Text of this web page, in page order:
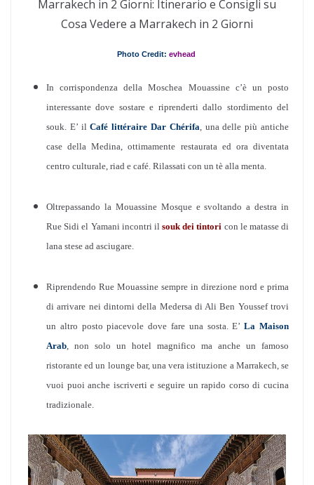
Marrakech in 2 Giorni: Itinerario e Consigli su
Cosa Vedere a Marrakech in 2 Giorni
Photo Credit: evhead
In corrispondenza della Moschea Mouassine c’è un posto
interessante dove sostare e riprenderti dallo stordimento del
souk. E’ ilCafé littéraire Dar Chérifa, una delle più antiche
case della Medina, ottimamente restaurata ed ora diventata
centro culturale, riad e café. Rilassati con un tè alla menta.
Oltrepassando la Mouassine Mosque e svoltando a destra in
Rue Sidi el Yamani incontri il souk dei tintori con le matasse di
lana stese ad asciugare.
Riprendendo Rue Mouassine sempre in direzione nord e prima
di arrivare nei dintorni della Medersa di Ali Ben Youssef trovi
un altro posto piacevole dove fare una sosta. E’La Maison
Arab, non solo un hotel magnifico ma anche un famoso
ristorante ed un lounge bar, una vera istituzione a Marrakech, se
vuoi puoi anche iscriverti e seguire un rapido corso di cucina
tradizionale.